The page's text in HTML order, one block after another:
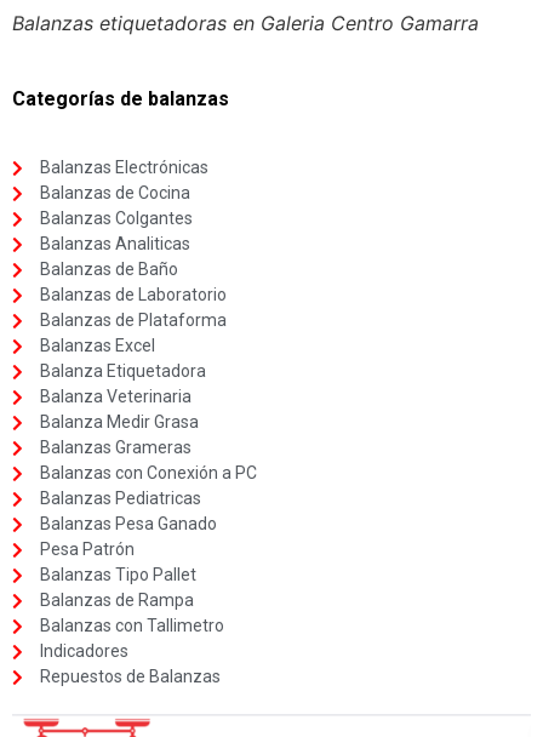
Balanzas etiquetadoras en Galeria Centro Gamarra
Categorías de balanzas
Balanzas Electrónicas
Balanzas de Cocina
Balanzas Colgantes
Balanzas Analiticas
Balanzas de Baño
Balanzas de Laboratorio
Balanzas de Plataforma
Balanzas Excel
Balanza Etiquetadora
Balanza Veterinaria
Balanza Medir Grasa
Balanzas Grameras
Balanzas con Conexión a PC
Balanzas Pediatricas
Balanzas Pesa Ganado
Pesa Patrón
Balanzas Tipo Pallet
Balanzas de Rampa
Balanzas con Tallimetro
Indicadores
Repuestos de Balanzas